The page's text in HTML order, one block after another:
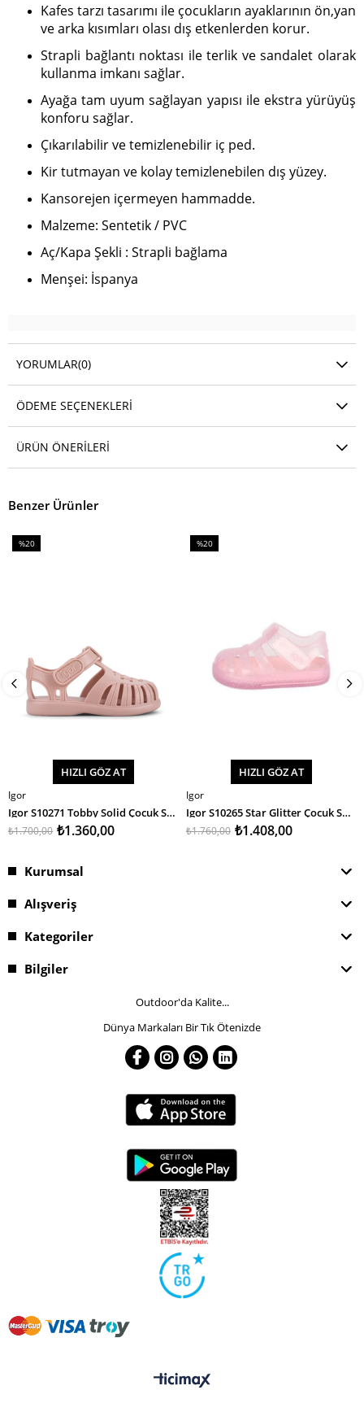
Kafes tarzı tasarımı ile çocukların ayaklarının ön,yan
ve arka kısımları olası dış etkenlerden korur.
Strapli bağlantı noktası ile terlik ve sandalet olarak
kullanma imkanı sağlar.
Ayağa tam uyum sağlayan yapısı ile ekstra yürüyüş
konforu sağlar.
Çıkarılabilir ve temizlenebilir iç ped.
Kir tutmayan ve kolay temizlenebilen dış yüzey.
Kansorejen içermeyen hammadde.
Malzeme: Sentetik / PVC
Aç/Kapa Şekli : Strapli bağlama
Menşei: İspanya
YORUMLAR(0)
ÖDEME SEÇENEKLERI
ÜRÜN ÖNERILERI
Benzer Ürünler
SEPETE EKLE
%20
HIZLI GÖZ AT
Igor
Igor S10271 Tobby Solid Çocuk Sandalet
₺1.360,00
₺1.700,00
SEPETE EKLE
%20
HIZLI GÖZ AT
Igor
Igor S10265 Star Glitter Çocuk Sandalet
₺1.408,00
₺1.760,00
Kurumsal
Alışveriş
Kategoriler
Bilgiler
Outdoor'da Kalite...
Dünya Markaları Bir Tık Ötenizde